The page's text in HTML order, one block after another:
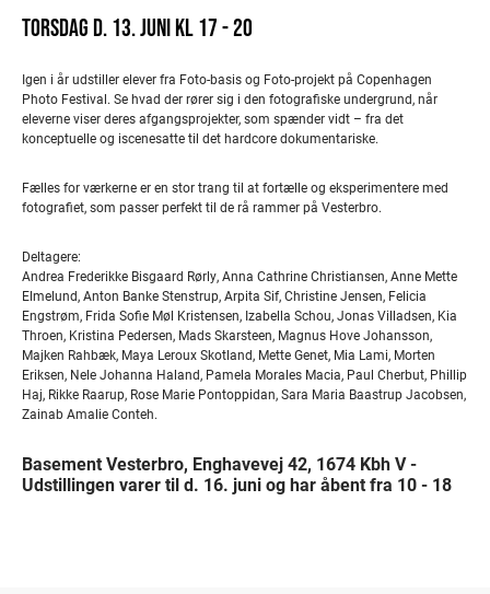
TORSDAG D. 13. JUNI KL 17 - 20
Igen i år udstiller elever fra Foto-basis og Foto-projekt på Copenhagen
Photo Festival. Se hvad der rører sig i den fotografiske undergrund, når
eleverne viser deres afgangsprojekter, som spænder vidt – fra det
konceptuelle og iscenesatte til det hardcore dokumentariske.
Fælles for værkerne er en stor trang til at fortælle og eksperimentere med
fotografiet, som passer perfekt til de rå rammer på Vesterbro.
Deltagere:
Andrea Frederikke Bisgaard Rørly, Anna Cathrine Christiansen, Anne Mette
Elmelund, Anton Banke Stenstrup, Arpita Sif, Christine Jensen, Felicia
Engstrøm, Frida Sofie Møl Kristensen, Izabella Schou, Jonas Villadsen, Kia
Throen, Kristina Pedersen, Mads Skarsteen, Magnus Hove Johansson,
Majken Rahbæk, Maya Leroux Skotland, Mette Genet, Mia Lami, Morten
Eriksen, Nele Johanna Haland, Pamela Morales Macia, Paul Cherbut, Phillip
Haj, Rikke Raarup, Rose Marie Pontoppidan, Sara Maria Baastrup Jacobsen,
Zainab Amalie Conteh.
Basement Vesterbro, Enghavevej 42, 1674 Kbh V -
Udstillingen varer til d. 16. juni og har åbent fra 10 - 18